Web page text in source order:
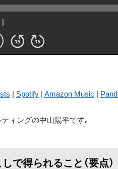
| Spotify | Amazon Music |
ィングの中山陽平です。
で得られること（要点）